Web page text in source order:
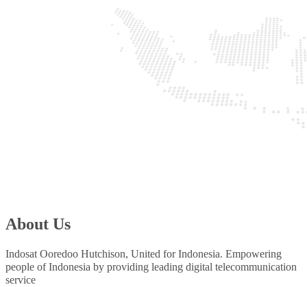
About Us
Indosat Ooredoo Hutchison, United for Indonesia. Empowering
people of Indonesia by providing leading digital telecommunication
service